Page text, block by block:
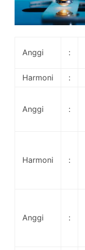
Anggi :
Harmoni
:
Anggi :
Harmoni :
Anggi :